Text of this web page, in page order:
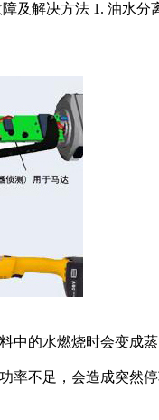
及解决方法 1. 油水
中的水燃烧时会变成蒸
率不足，会造成突然